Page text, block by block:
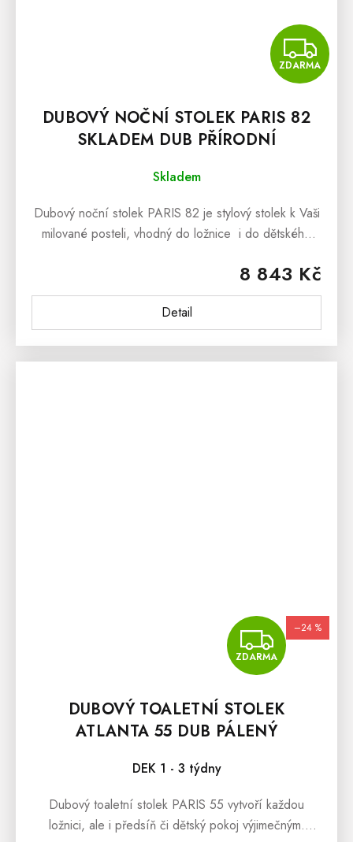
ZDARMA
DUBOVÝ NOČNÍ STOLEK PARIS 82
SKLADEM DUB PŘÍRODNÍ
Skladem
8 843 Kč
Detail
Dubový noční stolek PARIS 82 je stylový stolek k Vaši
milované posteli, vhodný do ložnice i do dětského
ZDARMA
–24 %
DUBOVÝ TOALETNÍ STOLEK
ATLANTA 55 DUB PÁLENÝ
DEK 1 - 3 týdny
Dubový toaletní stolek PARIS 55 vytvoří každou
ložnici, ale i předsíň či dětský pokoj výjimečným.